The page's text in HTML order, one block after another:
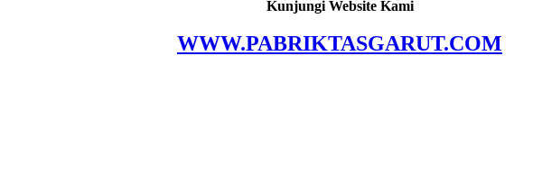
Kunjungi Website Kami
WWW.PABRIKTASGARUT.COM